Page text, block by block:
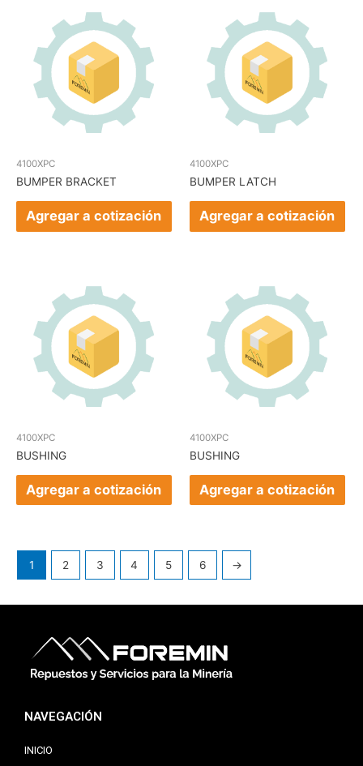
4100XPC
BUMPER BRACKET
Agregar a cotización
4100XPC
BUMPER LATCH
Agregar a cotización
4100XPC
BUSHING
Agregar a cotización
4100XPC
BUSHING
Agregar a cotización
1 2 3 4 5 6 →
NAVEGACIÓN
INICIO